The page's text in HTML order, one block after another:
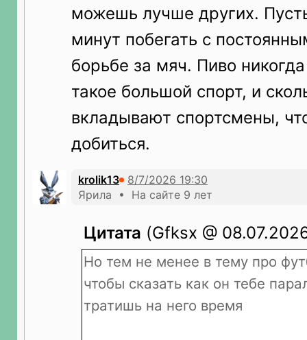
можешь лучше других.
минут побегать с
борьбе за мяч. Пиво
такое большой спорт, и
вкладывают спортсмены,
добиться.
krolik13
Ярила • На сайте 9 лет
Цитата (Gfksx @
Но тем не менее в тему про
чтобы сказать как он тебе
тратишь на него время